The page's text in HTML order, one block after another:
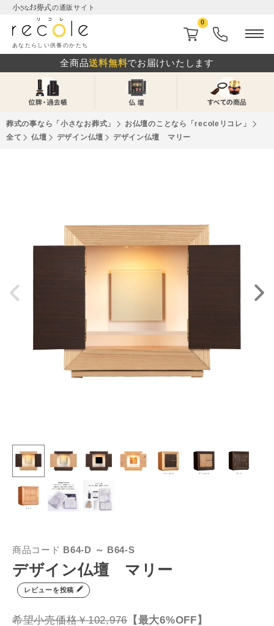
の通販サイト
あなたらしい供養のかたち
0
全商品送料無料でお届けいたします
葬式の事なら「⼩さなお葬式」
お仏壇のことなら「recoleリコレ」
全て
仏壇 デザイン仏壇 デザイン仏壇 マリー
商品コード B64-D ～ B64-S
デザイン仏壇 マリー
レビューを投稿
希望小売価格￥102,976 【最大6%OFF】